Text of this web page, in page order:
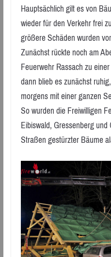
Hauptsächlich gilt es von
wieder für den Verkehr frei
größere Schäden wurden
Zunächst rückte noch am
Feuerwehr Rassach zu
dann blieb es zunächst
morgens mit einer ganzen
So wurden die Freiwilligen
Eibiswald, Gressenberg
Straßen gestürzter Bäume